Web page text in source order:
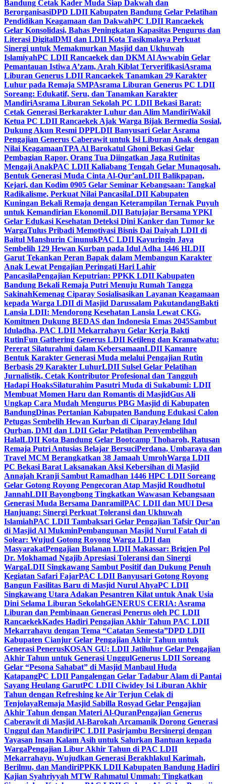
Bandung Cetak Kader Muda Siap Dakwah dan
BerorganisasiDPD LDII Kabupaten Bandung Gelar Pelatihan
Pendidikan Keagamaan dan DakwahPC LDII Rancaekek
Gelar Konsolidasi, Bahas Peningkatan Kapasitas Pengurus dan
Literasi DigitalDMI dan LDII Kota Tasikmalaya Perkuat
Sinergi untuk Memakmurkan Masjid dan Ukhuwah
IslamiyahPC LDII Rancaekek dan DKM Al Awwabin Gelar
Pemantauan Istiwa A’zam, Arah Kiblat TerverifikasiAsrama
Liburan Generus LDII Rancaekek Tanamkan 29 Karakter
Luhur pada Remaja SMPAsrama Liburan Generus PC LDII
Soreang: Edukatif, Seru, dan Tanamkan Karakter
MandiriAsrama Liburan Sekolah PC LDII Bekasi Barat:
Cetak Generasi Berkarakter Luhur dan Alim MandiriWakil
Ketua PC LDII Rancaekek Ajak Warga Bijak Bermedia Sosial,
Dukung Akun Resmi DPPLDII Banyusari Gelar Asrama
Pengajian Generus Caberawit untuk Isi Liburan Anak dengan
Nilai KeagamaanTPA Al Barokatul Ghoni Bekasi Gelar
Pembagian Rapor, Orang Tua Diingatkan Jaga Rutinitas
Mengaji AnakPAC LDII Kaliabang Tengah Gelar Munaqosah,
Bentuk Generasi Muda Cinta Al-Qur’anLDII Balikpapan,
Kejari, dan Kodim 0905 Gelar Seminar Kebangsaan: Tangkal
Radikalisme, Perkuat Nilai PancasilaLDII Kabupaten
Kuningan Bekali Remaja dengan Keterampilan Ternak Puyuh
untuk Kemandirian EkonomiLDII Batujajar Bersama YPKI
Gelar Edukasi Kesehatan Deteksi Dini Kanker dan Tumor ke
WargaTulus Pribadi Memotivasi Bisnis Dai Daiyah LDII di
Baitul Manshurin CinunukPAC LDII Kayuringin Jaya
Sembelih 129 Hewan Kurban pada Idul Adha 1446 HLDII
Garut Tekankan Peran Bapak dalam Membangun Karakter
Anak Lewat Pengajian Peringati Hari Lahir
PancasilaPengajian Keputrian: PPKK LDII Kabupaten
Bandung Bekali Remaja Putri Menuju Rumah Tangga
SakinahKemenag Ciparay Sosialisasikan Layanan Keagamaan
kepada Warga LDII di Masjid Darussalam PakutandangBakti
Lansia LDII: Mendorong Kesehatan Lansia Lewat CKG,
Komitmen Dukung BEDAS dan Indonesia Emas 2045Sambut
Iduladha, PAC LDII Mekarrahayu Gelar Kerja Bakti
RutinFun Gathering Generus LDII Ketileng dan Kramatwatu:
Pererat Silaturahmi dalam KebersamaanLDII Kamanre
Bentuk Karakter Generasi Muda melalui Pengajian Rutin
Berbasis 29 Karakter LuhurLDII Sulsel Gelar Pelatihan
Jurnalistik, Cetak Kontributor Profesional dan Tangguh
Hadapi HoaksSilaturahim Pasutri Muda di Sukabumi: LDII
Membuat Momen Haru dan Romantis di MasjidGus Ali
Ungkap Cara Mudah Mengurus PBG Masjid di Kabupaten
BandungDinas Pertanian Kabupaten Bandung Edukasi Calon
Petugas Sembelih Hewan Kurban di CiparayJelang Idul
Qurban, DMI dan LDII Gelar Pelatihan Penyembelihan
HalalLDII Kota Bandung Gelar Bootcamp Thoharoh, Ratusan
Remaja Putri Antusias Belajar BersuciPerdana, Umbaraya dan
Travel MCM Berangkatkan 38 Jamaah UmrohWarga LDII
PC Bekasi Barat Laksanakan Aksi Kebersihan di Masjid
Annajah Kranji Sambut Ramadhan 1446 HPC LDII Soreang
Gelar Gotong Royong Pengecoran Atap Masjid Roudhotul
JannahLDII Bayongbong Tingkatkan Wawasan Kebangsaan
Generasi Muda Bersama DanramilPAC LDII dan MUI Desa
Hanjuang: Sinergi Perkuat Toleransi dan Ukhuwah
IslamiahPAC LDII Tambaksari Gelar Pengajian Tafsir Qur’an
di Masjid Al MukminPembangunan Masjid Nurul Fatah di
Solear: Wujud Gotong Royong Warga LDII dan
MasyarakatPengajian Bulanan LDII Makassar: Brigjen Pol
Dr. Mokhamad Ngajib Apresiasi Toleransi dan Sinergi
WargaLDII Singkawang Sambut Positif dan Dukung Penuh
Kegiatan Safari FajarPAC LDII Banyusari Gotong Royong
Bangun Fasilitas Baru di Masjid Nurul AhyaPC LDII
Singkawang Utara Adakan Pesantren Kilat untuk Anak Usia
Dini Selama Liburan SekolahGENERUS CERIA: Asrama
Liburan dan Pembinaan Generasi Penerus oleh PC LDII
RancaekekKades Hadiri Pengajian Akhir Tahun PAC LDII
Mekarrahayu dengan Tema “Catatan Semesta”DPD LDII
Kabupaten Cianjur Gelar Pengajian Akhir Tahun untuk
Generasi PenerusKOSAN GU: LDII Jatiluhur Gelar Pengajian
Akhir Tahun untuk Generasi UnggulGenerus LDII Soreang
Gelar “Pesona Sahabat” di Masjid Manbaul Huda
KatapangPC LDII Pangalengan Gelar Tadabur Alam di Pantai
Sayang Heulang GarutPC LDII Ciwidey Isi Liburan Akhir
Tahun dengan Refreshing ke Air Terjun Celak di
TenjolayaRemaja Masjid Sabilla Rosyad Gelar Pengajian
Akhir Tahun dengan Materi Al-QuranPengajian Generus
Caberawit di Masjid Al-Barokah Arcamanik Dorong Generasi
Unggul dan MandiriPC LDII Pasirjambu Bersinergi dengan
Yayasan Insan Kalam Asih untuk Salurkan Bantuan kepada
WargaPengajian Libur Akhir Tahun di PAC LDII
Mekarrahayu, Wujudkan Generasi Berakhlakul Karimah,
Berilmu, dan MandiriPPKK LDII Kabupaten Bandung Hadiri
Kajian Syahriyyah MTW Rahmatul Ummah: Tingkatkan